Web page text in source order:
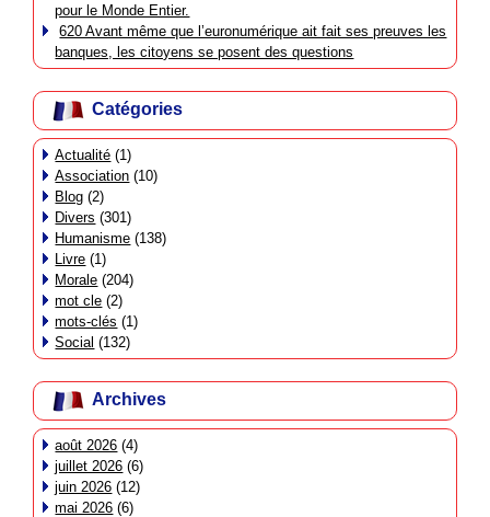
pour le Monde Entier.
620 Avant même que l’euronumérique ait fait ses preuves les
banques, les citoyens se posent des questions
Catégories
Actualité (1)
Association (10)
Blog (2)
Divers (301)
Humanisme (138)
Livre (1)
Morale (204)
mot cle (2)
mots-clés (1)
Social (132)
Archives
août 2026 (4)
juillet 2026 (6)
juin 2026 (12)
mai 2026 (6)